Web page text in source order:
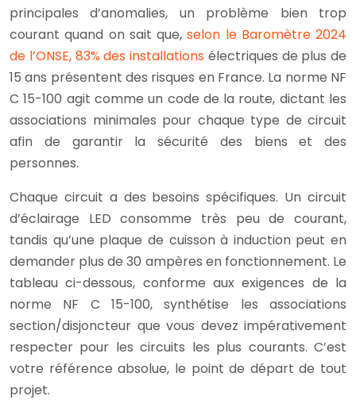
principales d’anomalies, un problème bien trop
courant quand on sait que,selon le Baromètre 2024
de l’ONSE, 83% des installations électriques de plus de
15 ans présentent des risques en France. La norme NF
C 15-100 agit comme un code de la route, dictant les
associations minimales pour chaque type de circuit
afin de garantir la sécurité des biens et des
personnes.
Chaque circuit a des besoins spécifiques. Un circuit
d’éclairage LED consomme très peu de courant,
tandis qu’une plaque de cuisson à induction peut en
demander plus de 30 ampères en fonctionnement. Le
tableau ci-dessous, conforme aux exigences de la
norme NF C 15-100, synthétise les associations
section/disjoncteur que vous devez impérativement
respecter pour les circuits les plus courants. C’est
votre référence absolue, le point de départ de tout
projet.